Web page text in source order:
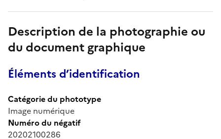
Description de la photographie ou
du document graphique
Éléments d’identification
Catégorie du phototype
Image numérique
Numéro du négatif
20202100286